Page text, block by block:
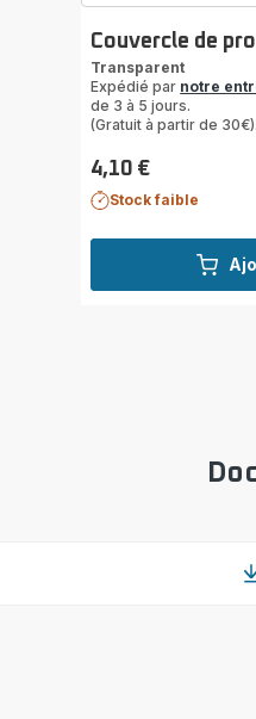
Couvercle de
Transparent
Expédié par notre
de 3 à 5 jours.
(Gratuit à partir de
Prix
4,10 €
Stock faible